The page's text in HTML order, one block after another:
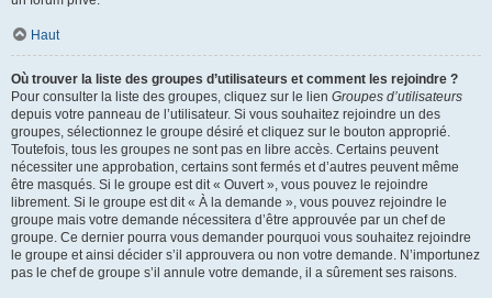
Haut
Où trouver la liste des groupes d’utilisateurs et comment les rejoindre ?
Pour consulter la liste des groupes, cliquez sur le lien Groupes d’utilisateurs
depuis votre panneau de l’utilisateur. Si vous souhaitez rejoindre un des
groupes, sélectionnez le groupe désiré et cliquez sur le bouton approprié.
Toutefois, tous les groupes ne sont pas en libre accès. Certains peuvent
nécessiter une approbation, certains sont fermés et d’autres peuvent même
être masqués. Si le groupe est dit « Ouvert », vous pouvez le rejoindre
librement. Si le groupe est dit « À la demande », vous pouvez rejoindre le
groupe mais votre demande nécessitera d’être approuvée par un chef de
groupe. Ce dernier pourra vous demander pourquoi vous souhaitez rejoindre
le groupe et ainsi décider s’il approuvera ou non votre demande. N’importunez
pas le chef de groupe s’il annule votre demande, il a sûrement ses raisons.